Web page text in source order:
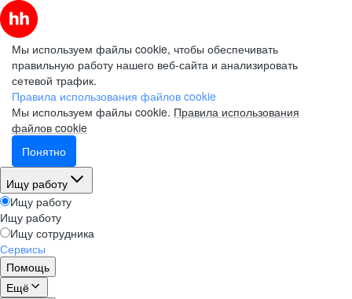
Мы используем файлы cookie, чтобы обеспечивать
правильную работу нашего веб-сайта и анализировать
сетевой трафик.
Правила использования файлов cookie
Мы используем файлы cookie. Правила использования
файлов cookie
Понятно
Ищу работу
Ищу работу
Ищу работу
Ищу сотрудника
Сервисы
Помощь
Ещё